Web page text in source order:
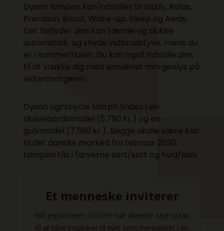
Dyson lampen kan indstilles til Study, Relax,
Precision, Boost, Wake-up, Sleep og Away.
Det betyder den kan tænde og slukke
automatisk, og snyde indbrudstyve, mens du
er i sommerhuset. Du kan også indstille den
til at vække dig med simuleret morgenlys på
vintermorgener.
Dyson Lightcycle Morph findes i en
skrivebordsmodel (5.790 kr.) og en
gulvmodel (7.590 kr.). Begge skulle være klar
til det danske marked fra februar 2020.
Lampen fås i farverne sort/sort og hvid/sølv.